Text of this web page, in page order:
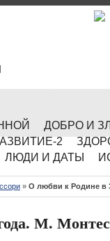
ДОБРО И
2
ЛЮДИ И ДАТЫ
» О любви к Родине в
М.